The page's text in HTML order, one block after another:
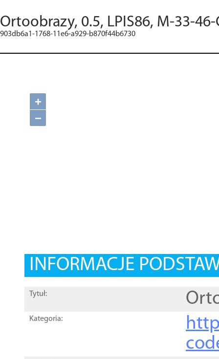
Ortoobrazy, 0.5, LPIS86, M-33-
903db6a1-1768-11e6-a929-b870f44b6730
+
−
INFORMACJE
Tytuł:
Kategoria: